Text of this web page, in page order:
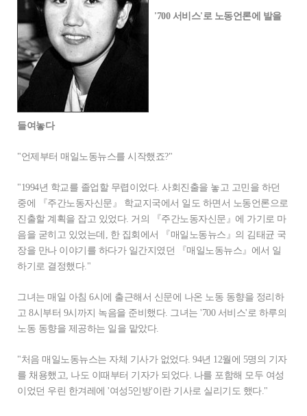
'700 서비스'로 노동언론에 발을
들여놓다
"언제부터 매일노동뉴스를 시작했죠?"
"1994년 학교를 졸업할 무렵이었다. 사회진출을 놓고 고민을 하던
중에 『주간노동자신문』 학교지국에서 일도 하면서 노동언론으로
진출할 계획을 잡고 있었다. 거의 『주간노동자신문』에 가기로 마
음을 굳히고 있었는데, 한 집회에서 『매일노동뉴스』의 김태균 국
장을 만나 이야기를 하다가 일간지였던 『매일노동뉴스』에서 일
하기로 결정했다."
그녀는 매일 아침 6시에 출근해서 신문에 나온 노동 동향을 정리하
고 8시부터 9시까지 녹음을 준비했다. 그녀는 '700 서비스'로 하루의
노동 동향을 제공하는 일을 맡았다.
"처음 매일노동뉴스는 자체 기사가 없었다. 94년 12월에 5명의 기자
를 채용했고, 나도 이때부터 기자가 되었다. 나를 포함해 모두 여성
이었던 우린 한겨레에 '여성5인방'이란 기사로 실리기도 했다."